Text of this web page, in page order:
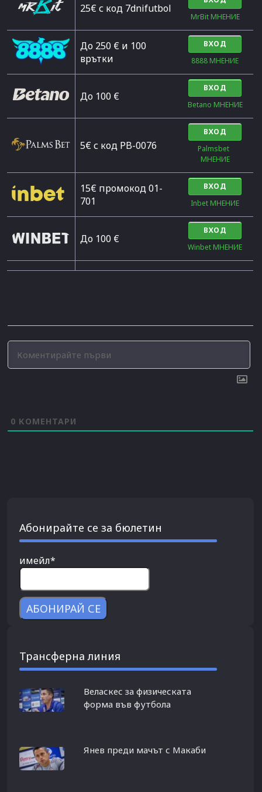
25€ с код 7dnifutbol
MrBit МНЕНИЕ
До 250 € и 100
врътки
ВХОД
8888 МНЕНИЕ
Дo 100 €
ВХОД
Betano МНЕНИЕ
5€ с код PB-0076
ВХОД
Palmsbet
МНЕНИЕ
15€ промокод 01-
701
ВХОД
Inbet МНЕНИЕ
До 100 €
ВХОД
Winbet МНЕНИЕ
0 КОМЕНТАРИ
Абонирайте се за бюлетин
имейл*
Трансферна линия
Веласкес за физическата
форма във футбола
Янев преди мачът с Макаби